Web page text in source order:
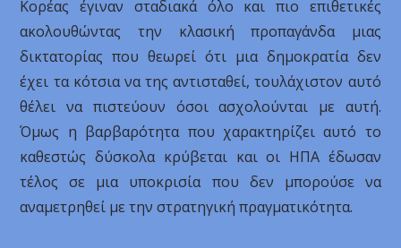
Κορέας έγιναν σταδιακά όλο και πιο επιθετικές
ακολουθώντας την κλασική προπαγάνδα μιας
δικτατορίας που θεωρεί ότι μια δημοκρατία δεν
έχει τα κότσια να της αντισταθεί, τουλάχιστον αυτό
θέλει να πιστεύουν όσοι ασχολούνται με αυτή.
Όμως η βαρβαρότητα που χαρακτηρίζει αυτό το
καθεστώς δύσκολα κρύβεται και οι ΗΠΑ έδωσαν
τέλος σε μια υποκρισία που δεν μπορούσε να
αναμετρηθεί με την στρατηγική πραγματικότητα.